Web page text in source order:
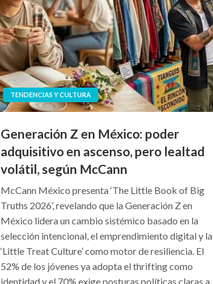
TENDENCIAS Y CULTURA
Generación Z en México: poder
adquisitivo en ascenso, pero lealtad
volátil, según McCann
McCann México presenta ‘The Little Book of Big
Truths 2026’, revelando que la Generación Z en
México lidera un cambio sistémico basado en la
selección intencional, el emprendimiento digital y la
‘Little Treat Culture’ como motor de resiliencia. El
52% de los jóvenes ya adopta el thrifting como
identidad y el 70% exige posturas políticas claras a